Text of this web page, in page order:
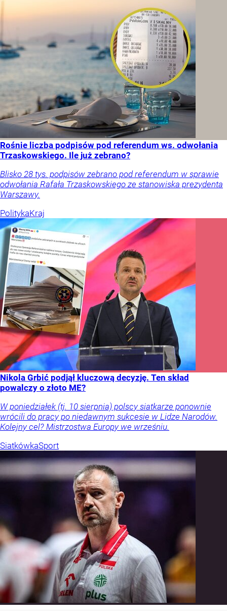
Rośnie liczba podpisów pod referendum ws. odwołania
Trzaskowskiego. Ile już zebrano?
Blisko 28 tys. podpisów zebrano pod referendum w sprawie
odwołania Rafała Trzaskowskiego ze stanowiska prezydenta
Warszawy.
PolitykaKraj
Nikola Grbić podjął kluczową decyzję. Ten skład
powalczy o złoto ME?
W poniedziałek (tj. 10 sierpnia) polscy siatkarze ponownie
wrócili do pracy po niedawnym sukcesie w Lidze Narodów.
Kolejny cel? Mistrzostwa Europy we wrześniu.
SiatkówkaSport